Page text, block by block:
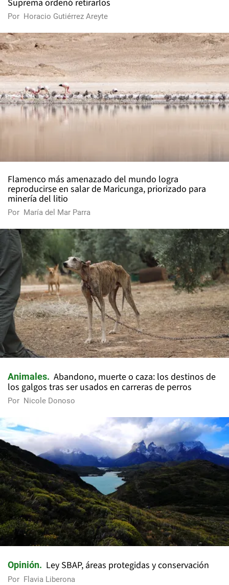
Suprema ordenó retirarlos
Por Horacio Gutiérrez Areyte
Flamenco más amenazado del mundo logra
reproducirse en salar de Maricunga, priorizado para
minería del litio
Por María del Mar Parra
Animales
Abandono, muerte o caza: los destinos de
los galgos tras ser usados en carreras de perros
Por Nicole Donoso
Opinión Ley SBAP, áreas protegidas y conservación
Por Flavia Liberona